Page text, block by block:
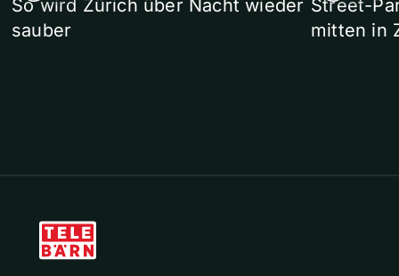
So wird Zürich über Nacht wieder
sauber
Street-
mitten in